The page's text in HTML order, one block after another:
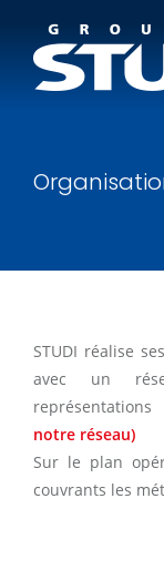
STUDI réalise
avec un
notre réseau)
Sur le plan
couvrants les